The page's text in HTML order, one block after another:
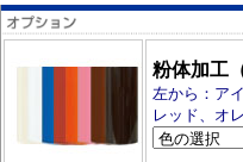
粉体加
左から：ア
レッド、オ